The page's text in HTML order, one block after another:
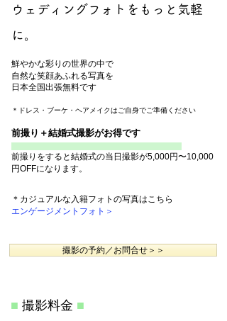
ウェディングフォトをもっと気軽
に。
鮮やかな彩りの世界の中で
自然な笑顔あふれる写真を
日本全国出張無料です
＊ドレス・ブーケ・ヘアメイクはご自身でご準備ください
前撮り＋結婚式撮影がお得です
前撮りをすると結婚式の当日撮影が5,000円〜10,000
円OFFになります。
＊カジュアルな入籍フォトの写真はこちら
​エンゲージメントフォト＞
撮影の予約／お問合せ＞＞
■ 撮影料金 ■